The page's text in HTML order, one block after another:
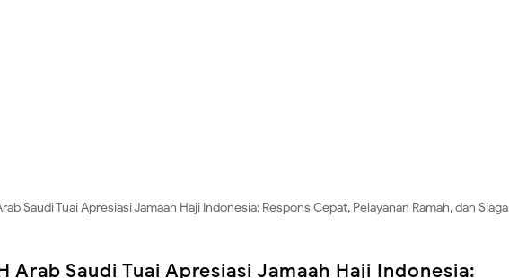
Saudi Tuai Apresiasi Jamaah Haji Indonesia: Respons Cepat, Pelayanan Ramah, dan Siaga 24 Jam
Arab Saudi Tuai Apresiasi Jamaah Haji Indonesia: